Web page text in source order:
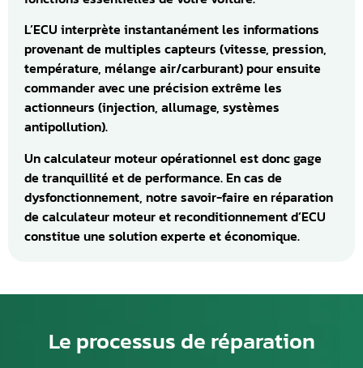
L’ECU interprète instantanément les informations
provenant de multiples capteurs (vitesse, pression,
température, mélange air/carburant) pour ensuite
commander avec une précision extrême les
actionneurs (injection, allumage, systèmes
antipollution).
Un calculateur moteur opérationnel est donc gage
de tranquillité et de performance. En cas de
dysfonctionnement, notre savoir-faire en réparation
de calculateur moteur et reconditionnement d’ECU
constitue une solution experte et économique.
Le processus de réparation